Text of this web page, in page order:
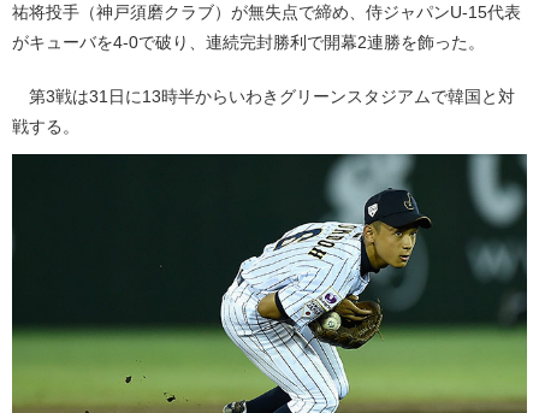
祐将投手（神戸須磨クラブ）が無失点で締め、侍ジャパンU-15代表
がキューバを4-0で破り、連続完封勝利で開幕2連勝を飾った。
第3戦は31日に13時半からいわきグリーンスタジアムで韓国と対
戦する。